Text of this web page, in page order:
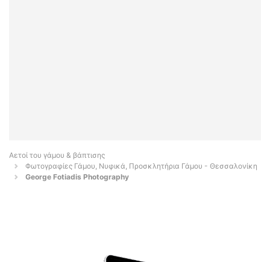
Αετοί του γάμου & βάπτισης
Φωτογραφίες Γάμου, Νυφικά, Προσκλητήρια Γάμου - Θεσσαλονίκη
George Fotiadis Photography